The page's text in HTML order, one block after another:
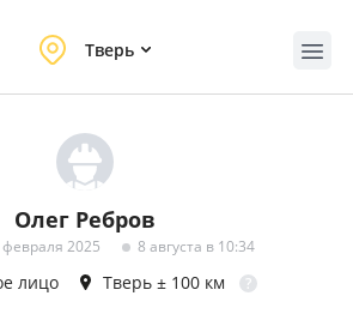
Тверь
Олег Ребров
2025 8 августа в 10:34
лицо Тверь± 100 км ?